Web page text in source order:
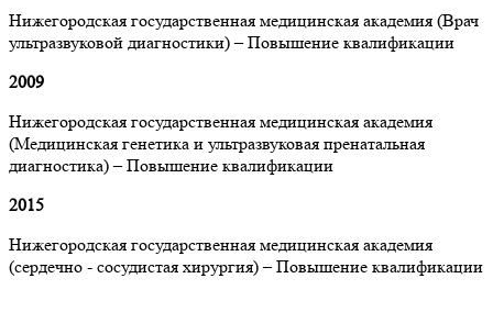
Нижегородская государственная медицинская академия (Врач
ультразвуковой диагностики) – Повышение квалификации
2009
Нижегородская государственная медицинская академия
(Медицинская генетика и ультразвуковая пренатальная
диагностика) – Повышение квалификации
2015
Нижегородская государственная медицинская академия
(сердечно - сосудистая хирургия) – Повышение квалификации